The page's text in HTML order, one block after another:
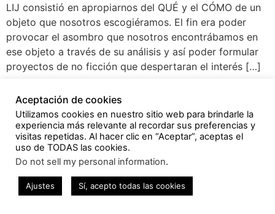
LIJ consistió en apropiarnos del QUÉ y el CÓMO de un
objeto que nosotros escogiéramos. El fin era poder
provocar el asombro que nosotros encontrábamos en
ese objeto a través de su análisis y así poder formular
proyectos de no ficción que despertaran el interés […]
© Alejandra Fernández Mingorance 2022
Aceptación de cookies
Utilizamos cookies en nuestro sitio web para brindarle la
experiencia más relevante al recordar sus preferencias y
visitas repetidas. Al hacer clic en “Aceptar”, aceptas el
uso de TODAS las cookies.
Do not sell my personal information.
Ajustes Sí, acepto todas las cookies